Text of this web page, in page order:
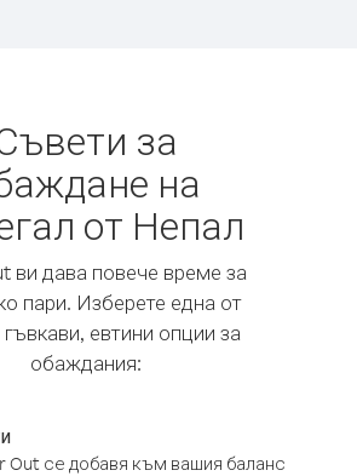
за
на
от Непал
ви дава повече време за
пари. Изберете една от
евтини опции за
обаждания:
Out се добавя към вашия баланс